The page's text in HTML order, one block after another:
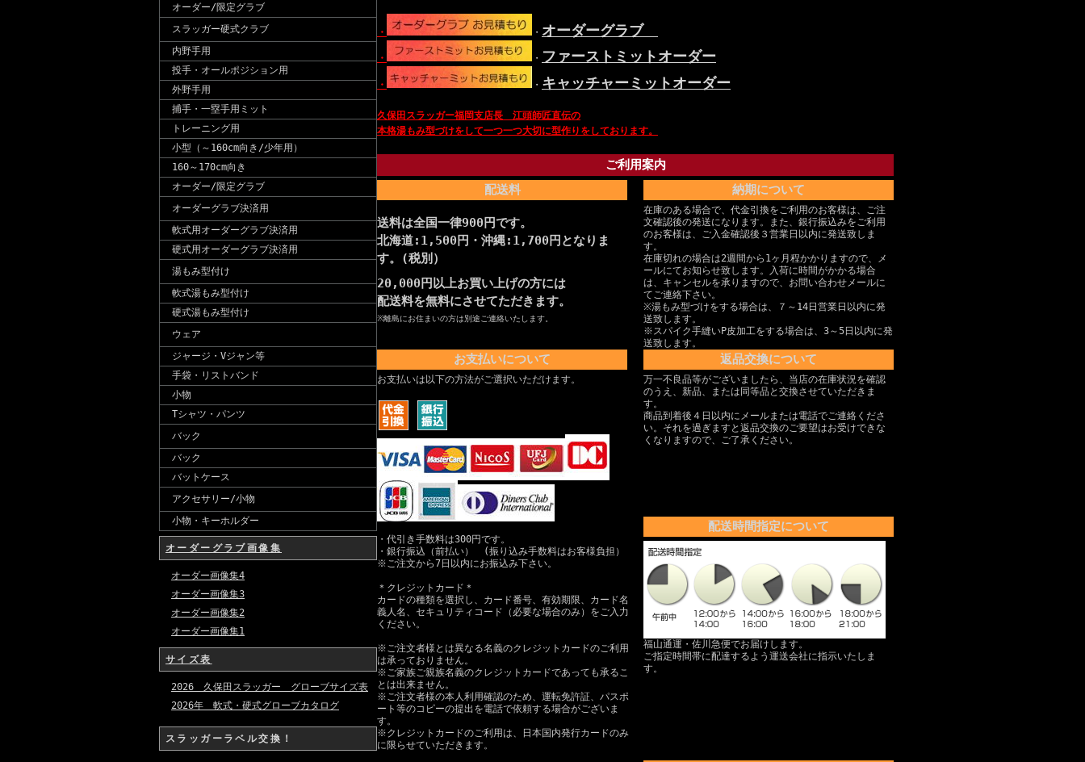
オーダー/限定グラブ
スラッガー硬式クラブ
内野手用
投手・オールポジション用
外野手用
捕手・一塁手用ミット
トレーニング用
小型（～160cm向き/少年用）
160～170cm向き
オーダー/限定グラブ
オーダーグラブ決済用
軟式用オーダーグラブ決済用
硬式用オーダーグラブ決済用
湯もみ型付け
軟式湯もみ型付け
硬式湯もみ型付け
ウェア
ジャージ・Vジャン等
手袋・リストバンド
小物
Tシャツ・パンツ
バック
バック
バットケース
アクセサリー/小物
小物・キーホルダー
オーダーグラブ画像集
オーダー画像集4
オーダー画像集3
オーダー画像集2
オーダー画像集1
サイズ表
2026 久保田スラッガー グローブサイズ表
2026年 軟式・硬式グローブカタログ
スラッガーラベル交換！
・ ・ オーダーグラブ
・ ・ ファーストミットオーダー
・ ・ キャッチャーミットオーダー
久保田スラッガー福岡支店長 江頭師匠直伝の
本格湯もみ型づけをして一つ一つ大切に型作りをしております。
ご利用案内
配送料
送料は全国一律900円です。
北海道:1,500円・沖縄:1,700円となりま
す。(税別）
20,000円以上お買い上げの方には
配送料を無料にさせてただきます。
※離島にお住まいの方は別途ご連絡いたします。
納期について
在庫のある場合で、代金引換をご利用のお客様は、ご注
文確認後の発送になります。また、銀行振込みをご利用
のお客様は、ご入金確認後３営業日以内に発送致しま
す。
在庫切れの場合は2週間から1ヶ月程かかりますので、メ
ールにてお知らせ致します。入荷に時間がかかる場合
は、キャンセルを承りますので、お問い合わせメールに
てご連絡下さい。
※湯もみ型づけをする場合は、７～14日営業日以内に発
送致します。
※スパイク手縫いP皮加工をする場合は、3～5日以内に発
送致します。
お支払いについて
お支払いは以下の方法がご選択いただけます。
・代引き手数料は300円です。
・銀行振込（前払い） (振り込み手数料はお客様負担）
※ご注文から7日以内にお振込み下さい。
＊クレジットカード＊
カードの種類を選択し、カード番号、有効期限、カード名
義人名、セキュリティコード（必要な場合のみ）をご入力
ください。
※ご注文者様とは異なる名義のクレジットカードのご利用
は承っておりません。
※ご家族ご親族名義のクレジットカードであっても承るこ
とは出来ません。
※ご注文者様の本人利用確認のため、運転免許証、パスポ
ート等のコピーの提出を電話で依頼する場合がございま
す。
※クレジットカードのご利用は、日本国内発行カードのみ
に限らせていただきます。
返品交換について
万一不良品等がございましたら、当店の在庫状況を確認
のうえ、新品、または同等品と交換させていただきま
す。
商品到着後４日以内にメールまたは電話でご連絡くださ
い。それを過ぎますと返品交換のご要望はお受けできな
くなりますので、ご了承ください。
配送時間指定について
福山通運・佐川急便でお届けします。
ご指定時間帯に配達するよう運送会社に指示いたしま
す。